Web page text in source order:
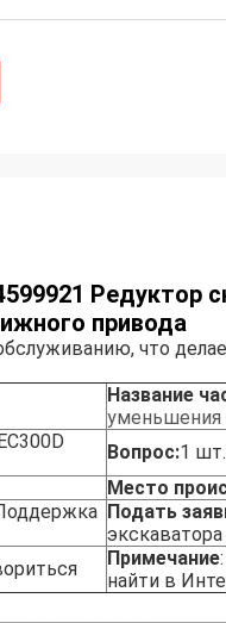
Редуктор
привода
что
Название
уменьшения
Вопрос:1 шт.
Место
Подать
экскаватора
Примечание
найти в